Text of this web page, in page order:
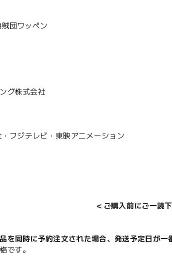
団ワッペン
グ株式会社
フジテレビ・東映アニメーション
＜ご購入前にご一読
を同時に予約注文された場合、発送予定日が
です。